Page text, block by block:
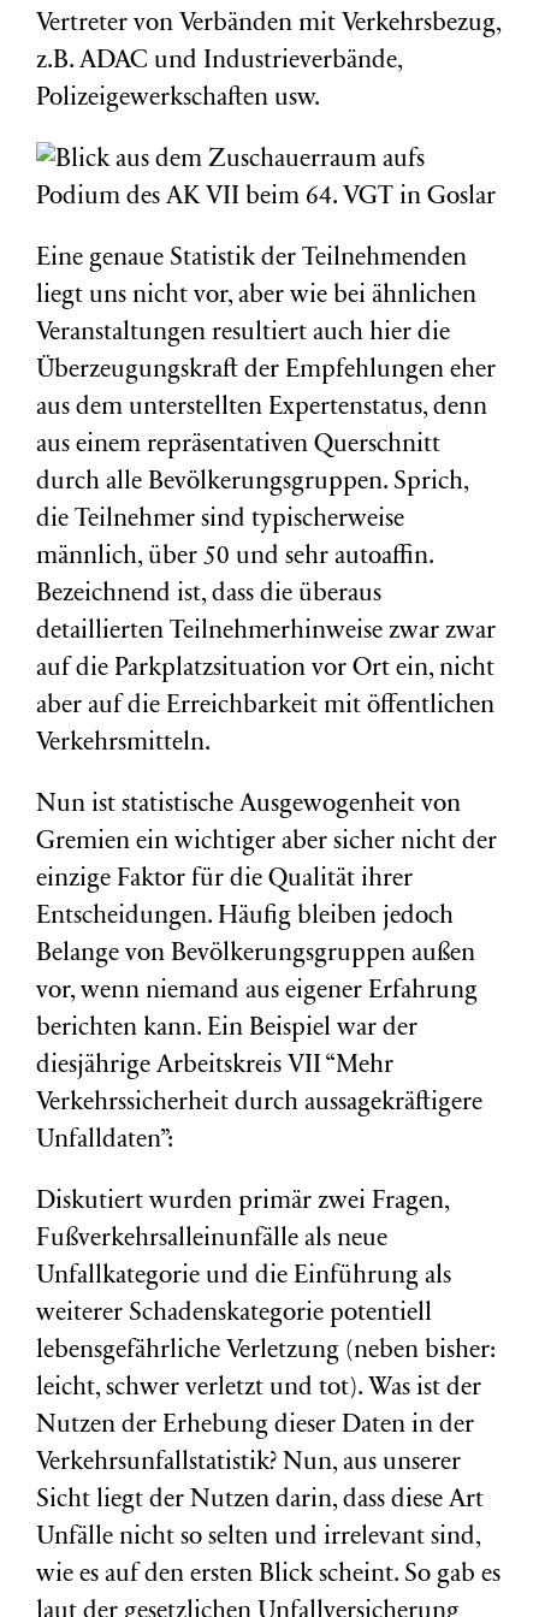
Vertreter von Verbänden mit Verkehrsbezug,
z.B. ADAC und Industrieverbände,
Polizeigewerkschaften usw.
Eine genaue Statistik der Teilnehmenden
liegt uns nicht vor, aber wie bei ähnlichen
Veranstaltungen resultiert auch hier die
Überzeugungskraft der Empfehlungen eher
aus dem unterstellten Expertenstatus, denn
aus einem repräsentativen Querschnitt
durch alle Bevölkerungsgruppen. Sprich,
die Teilnehmer sind typischerweise
männlich, über 50 und sehr autoaffin.
Bezeichnend ist, dass die überaus
detaillierten Teilnehmerhinweise zwar zwar
auf die Parkplatzsituation vor Ort ein, nicht
aber auf die Erreichbarkeit mit öffentlichen
Verkehrsmitteln.
Nun ist statistische Ausgewogenheit von
Gremien ein wichtiger aber sicher nicht der
einzige Faktor für die Qualität ihrer
Entscheidungen. Häufig bleiben jedoch
Belange von Bevölkerungsgruppen außen
vor, wenn niemand aus eigener Erfahrung
berichten kann. Ein Beispiel war der
diesjährige Arbeitskreis VII “Mehr
Verkehrssicherheit durch aussagekräftigere
Unfalldaten”:
Diskutiert wurden primär zwei Fragen,
Fußverkehrsalleinunfälle als neue
Unfallkategorie und die Einführung als
weiterer Schadenskategorie potentiell
lebensgefährliche Verletzung (neben bisher:
leicht, schwer verletzt und tot). Was ist der
Nutzen der Erhebung dieser Daten in der
Verkehrsunfallstatistik? Nun, aus unserer
Sicht liegt der Nutzen darin, dass diese Art
Unfälle nicht so selten und irrelevant sind,
wie es auf den ersten Blick scheint. So gab es